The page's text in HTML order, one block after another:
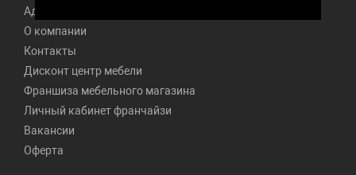
Адреса 191 магазина
О компании
Контакты
Дисконт центр мебели
Франшиза мебельного магазина
Личный кабинет франчайзи
Вакансии
Оферта